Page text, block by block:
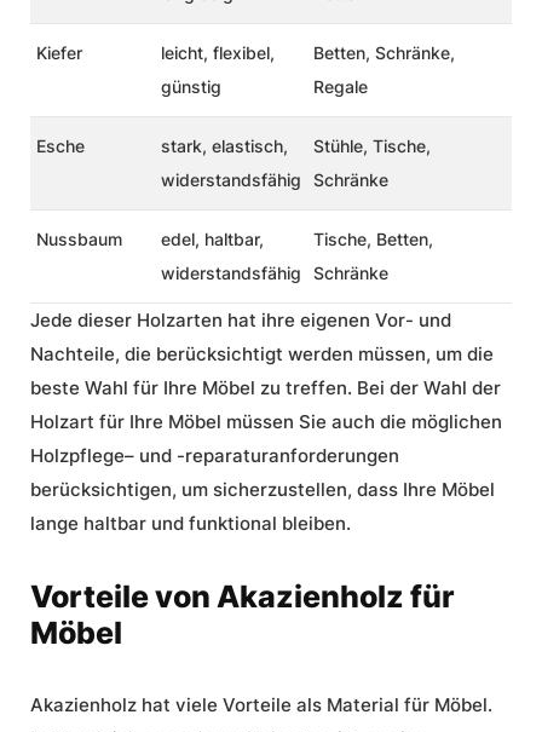
Kiefer
leicht, flexibel,
günstig
Betten, Schränke,
Regale
Esche
stark, elastisch,
widerstandsfähig
Stühle, Tische,
Schränke
Nussbaum
edel, haltbar,
widerstandsfähig
Tische, Betten,
Schränke
Jede dieser Holzarten hat ihre eigenen Vor- und
Nachteile, die berücksichtigt werden müssen, um die
beste Wahl für Ihre Möbel zu treffen. Bei der Wahl der
Holzart für Ihre Möbel müssen Sie auch die möglichen
Holzpflege– und -reparaturanforderungen
berücksichtigen, um sicherzustellen, dass Ihre Möbel
lange haltbar und funktional bleiben.
Vorteile von Akazienholz für
Möbel
Akazienholz hat viele Vorteile als Material für Möbel.